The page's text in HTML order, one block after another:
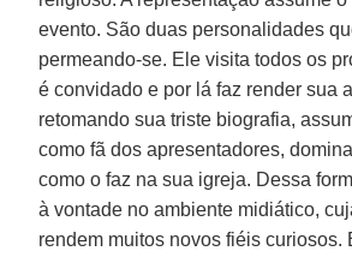
evento. São duas personalidades
permeando-se. Ele visita todos os
é convidado e por lá faz render sua
retomando sua triste biografia,
como fã dos apresentadores,
como o faz na sua igreja. Dessa
à vontade no ambiente midiático,
rendem muitos novos fiéis curiosos.